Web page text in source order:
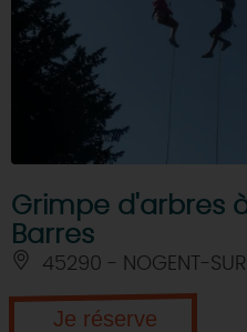
Grimpe d'arbres
Barres
45290 - NOGENT-
Je réserve